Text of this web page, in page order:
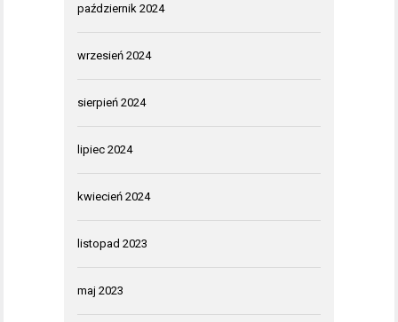
październik 2024
wrzesień 2024
sierpień 2024
lipiec 2024
kwiecień 2024
listopad 2023
maj 2023